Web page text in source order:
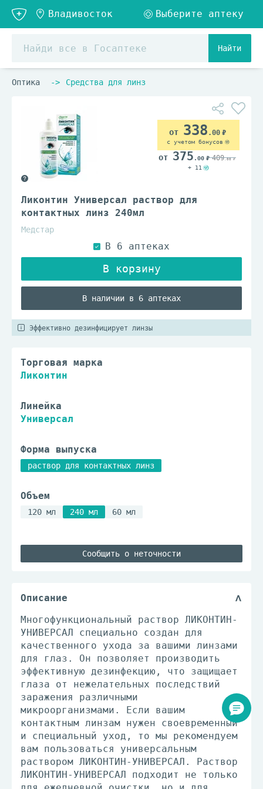
Найти
Оптика Средства для линз
Ликонтин Универсал раствор для
контактных линз 240мл
Медстар
В наличии в 6 аптеках
338 .00
с учетом бонусов
375 .00 409.00
+ 11
Эффективно дезинфицирует линзы
Торговая марка
Ликонтин
Линейка
Универсал
Форма выпуска
раствор для контактных линз
Объем
120 мл 240 мл 60 мл
Сообщить о неточности
Описание
Многофункциональный раствор ЛИКОНТИН-
УНИВЕРСАЛ специально создан для
качественного ухода за вашими линзами
для глаз. Он позволяет производить
эффективную дезинфекцию, что защищает
глаза от нежелательных последствий
заражения различными
микроорганизмами. Если вашим
контактным линзам нужен своевременный
и специальный уход, то мы рекомендуем
вам пользоваться универсальным
раствором ЛИКОНТИН-УНИВЕРСАЛ. Раствор
ЛИКОНТИН-УНИВЕРСАЛ подходит не только